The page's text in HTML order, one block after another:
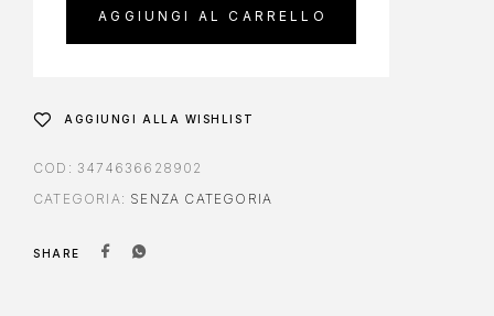
AGGIUNGI AL CARRELLO
AGGIUNGI ALLA WISHLIST
COD: 3474636628902
CATEGORIA: SENZA CATEGORIA
SHARE